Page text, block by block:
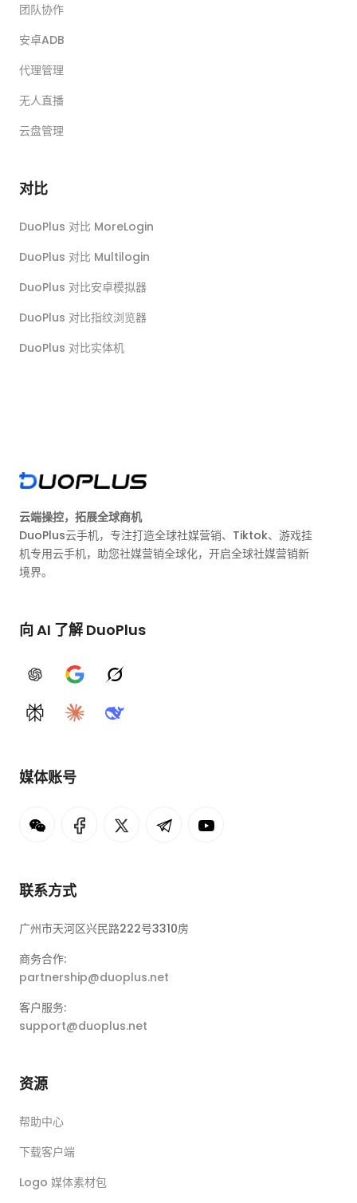
团队协作
安卓ADB
代理管理
无人直播
云盘管理
对比
DuoPlus 对比 MoreLogin
DuoPlus 对比 Multilogin
DuoPlus 对比安卓模拟器
DuoPlus 对比指纹浏览器
DuoPlus 对比实体机
云端操控，拓展全球商机
DuoPlus云手机，专注打造全球社媒营销、Tiktok、游戏挂
机专用云手机，助您社媒营销全球化，开启全球社媒营销新
境界。
向 AI 了解 DuoPlus
ChatGPTGoogle AIGrok
PerplexityClaudeDeepSeek
媒体账号
联系方式
广州市天河区兴民路222号3310房
商务合作:
partnership@duoplus.net
客户服务:
support@duoplus.net
资源
帮助中心
下载客户端
Logo 媒体素材包